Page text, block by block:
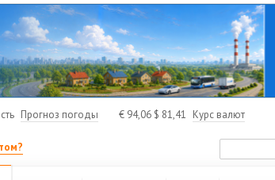
Прогноз погоды € 94,06 $ 81,41 Курс валют